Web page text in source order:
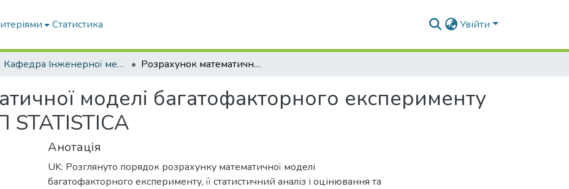
Статистика Увійти
Кафедра Інженерної механіки та комп'ютерного проектування Розрахунок математичної моделі багатофакторного експерименту за допомогою ППП STATISTICA
моделі багатофакторного експерименту
Анотація
UK: Розглянуто порядок розрахунку математичної моделі
багатофакторного експерименту, її статистичний аналіз і оцінювання та